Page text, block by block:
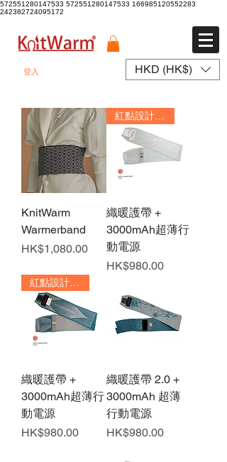
572551280147533 572551280147533 166985120552283
242382724095172
登入 HKD (HK$)
KnitWarm
Warmerband
價格
HK$1,080.00
織暖護帶 +
3000mAh超薄行
動電源
價格
HK$980.00
織暖護帶 +
3000mAh超薄行
動電源
價格
HK$980.00
織暖護帶 2.0 +
3000mAh 超薄
行動電源
價格
HK$980.00